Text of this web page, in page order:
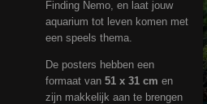
Finding Nemo, en laat jouw
aquarium tot leven komen met
een speels thema.
De posters hebben een
formaat van 51 x 31 cm en
zijn makkelijk aan te brengen